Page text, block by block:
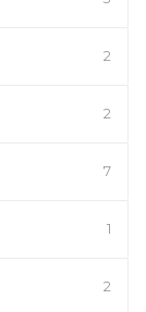
2
2
7
1
2